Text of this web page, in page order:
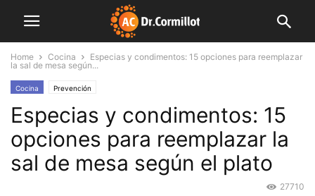
Home Cocina
Especias y condimentos: 15 opciones para reemplazar
la sal de mesa según...
Cocina Prevención
Especias y condimentos: 15
opciones para reemplazar la
sal de mesa según el plato
27710